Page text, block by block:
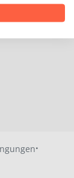
·